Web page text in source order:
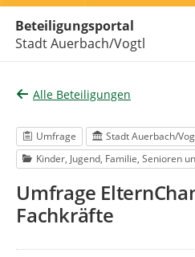
Beteiligungsportal
Stadt Auerbach/Vogtl
Alle Beteiligungen
Umfrage
Stadt Auerbach/
Kinder, Jugend, Familie, Senioren
Umfrage
Fachkräfte